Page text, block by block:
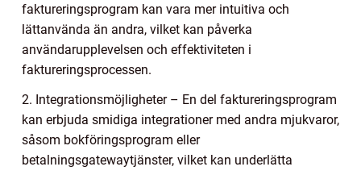
faktureringsprogram kan vara mer intuitiva och
lättanvända än andra, vilket kan påverka
användarupplevelsen och effektiviteten i
faktureringsprocessen.
2. Integrationsmöjligheter – En del faktureringsprogram
kan erbjuda smidiga integrationer med andra mjukvaror,
såsom bokföringsprogram eller
betalningsgatewaytjänster, vilket kan underlätta